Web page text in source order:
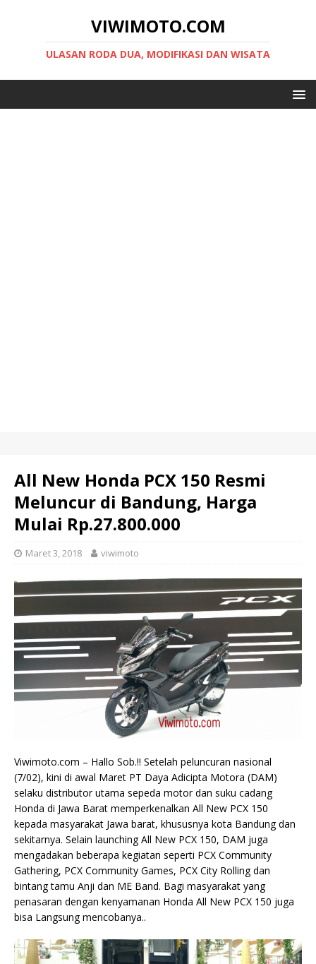
VIWIMOTO.COM
ULASAN RODA DUA, MODIFIKASI DAN WISATA
All New Honda PCX 150 Resmi
Meluncur di Bandung, Harga
Mulai Rp.27.800.000
Maret 3, 2018 viwimoto
​Viwimoto.com – Hallo Sob.!! Setelah peluncuran nasional
(7/02), kini di awal Maret PT Daya Adicipta Motora (DAM)
selaku distributor utama sepeda motor dan suku cadang
Honda di Jawa Barat memperkenalkan All New PCX 150
kepada masyarakat Jawa barat, khususnya kota Bandung dan
sekitarnya. Selain launching All New PCX 150, DAM juga
mengadakan beberapa kegiatan seperti PCX Community
Gathering, PCX Community Games, PCX City Rolling dan
bintang tamu Anji dan ME Band. Bagi masyarakat yang
penasaran dengan kenyamanan Honda All New PCX 150 juga
bisa Langsung mencobanya..